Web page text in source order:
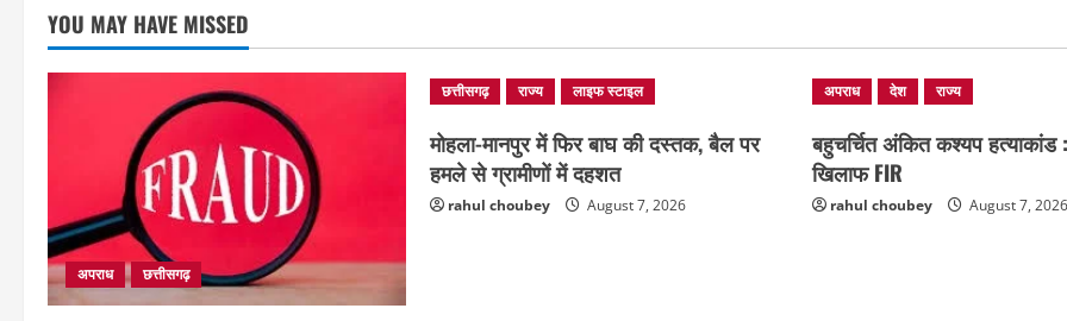
YOU MAY HAVE MISSED
अपराध छत्तीसगढ़
छत्तीसगढ़ राज्य लाइफ स्टाइल
मोहला-मानपुर में फिर बाघ की दस्तक, बैल पर
हमले से ग्रामीणों में दहशत
rahul choubey August 7, 2026
अपराध देश राज्य
बहुचर्चित अंकित कश्यप हत्याकांड
खिलाफ FIR
rahul choubey August 7, 2026